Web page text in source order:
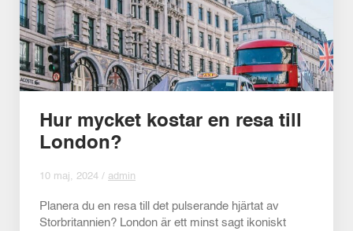
Hur mycket kostar en resa till
London?
10 maj, 2024 / admin
Planera du en resa till det pulserande hjärtat av
Storbritannien? London är ett minst sagt ikoniskt